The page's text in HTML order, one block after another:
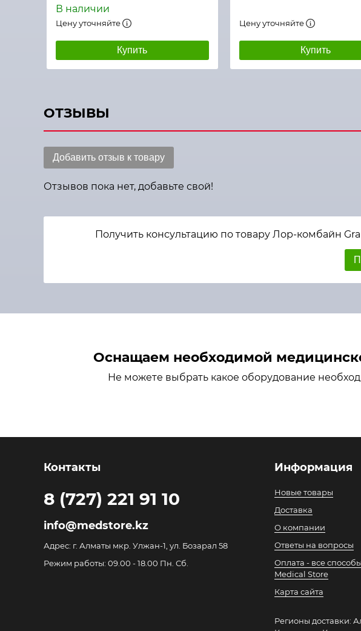
В наличии
Цену уточняйте
Купить
Цену уточняйте
Купить
ОТЗЫВЫ
Добавить отзыв к товару
Отзывов пока нет, добавьте свой!
Получить консультацию по товару Лор-комбайн
Оснащаем необходимой
Не можете выбрать какое оборудование
Контакты
8 (727) 221 91 10
info@medstore.kz
Адрес: г. Алматы мкр. Улжан-1, ул. Бозарал 58
Режим работы: 09.00 - 18.00 Пн. Сб.
Информация
Новые товары
Доставка
О компании
Ответы на вопросы
Оплата - все
Medical Store
Карта сайта
Регионы доставки: